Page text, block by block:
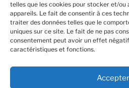
telles que les cookies pour stocker et/
appareils. Le fait de consentir à ces
traiter des données telles que le
uniques sur ce site. Le fait de ne pas
consentement peut avoir un effet
caractéristiques et fonctions.
Accepter
Jeudi: 08:45-17h45
Vendredi: 08:45-17h45
Samedi: Fermé
Dimanche: Fermé